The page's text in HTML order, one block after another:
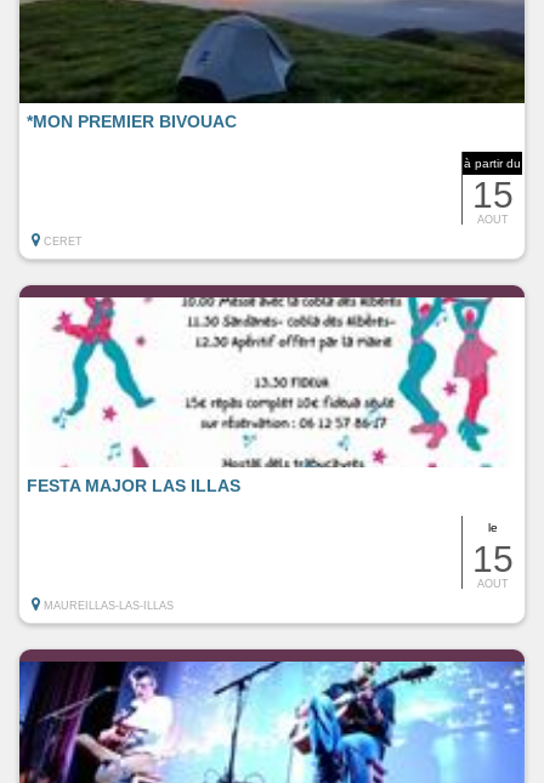
à partir du
15
AOUT
*MON PREMIER BIVOUAC
CERET
le
15
AOUT
FESTA MAJOR LAS ILLAS
MAUREILLAS-LAS-ILLAS